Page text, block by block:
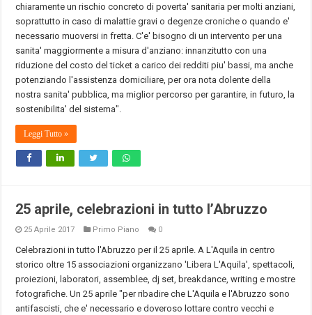
chiaramente un rischio concreto di poverta' sanitaria per molti anziani,
soprattutto in caso di malattie gravi o degenze croniche o quando e'
necessario muoversi in fretta. C'e' bisogno di un intervento per una
sanita' maggiormente a misura d'anziano: innanzitutto con una
riduzione del costo del ticket a carico dei redditi piu' bassi, ma anche
potenziando l'assistenza domiciliare, per ora nota dolente della
nostra sanita' pubblica, ma miglior percorso per garantire, in futuro, la
sostenibilita' del sistema".
Leggi Tutto »
25 aprile, celebrazioni in tutto l’Abruzzo
25 Aprile 2017 Primo Piano 0
Celebrazioni in tutto l'Abruzzo per il 25 aprile. A L'Aquila in centro
storico oltre 15 associazioni organizzano 'Libera L'Aquila', spettacoli,
proiezioni, laboratori, assemblee, dj set, breakdance, writing e mostre
fotografiche. Un 25 aprile "per ribadire che L'Aquila e l'Abruzzo sono
antifascisti, che e' necessario e doveroso lottare contro vecchi e